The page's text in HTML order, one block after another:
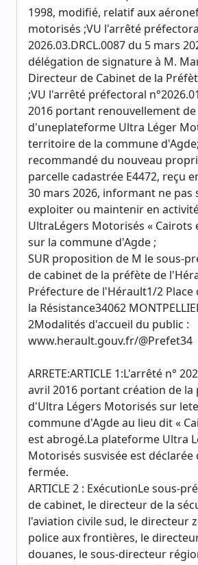
1998, modifié, relatif aux
motorisés ;VU l'arrêté
2026.03.DRCL.0087 du 5 mars
délégation de signature à M.
Directeur de Cabinet de la
;VU l'arrêté préfectoral
2016 portant renouvellement
d'uneplateforme Ultra Léger
territoire de la commune
recommandé du nouveau
parcelle cadastrée E4472, reçu
30 mars 2026, informant ne pas
exploiter ou maintenir en
UltraLégers Motorisés « Cairots
sur la commune d'Agde ;
SUR proposition de M le sous-
de cabinet de la préfète de
Préfecture de l'Hérault1/2 Place
la Résistance34062
2Modalités d'accueil du public :
www.herault.gouv.fr/@Prefet34
ARRETE:ARTICLE 1:L'arrêté n°
avril 2016 portant création de
d'Ultra Légers Motorisés sur
commune d'Agde au lieu dit «
est abrogé.La plateforme Ultra
Motorisés susvisée est
fermée.
ARTICLE 2 : ExécutionLe sous-
de cabinet, le directeur de la
l'aviation civile sud, le directeur
police aux frontières, le
douanes, le sous-directeur